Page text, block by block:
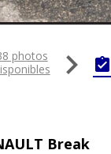
photos
 
Break